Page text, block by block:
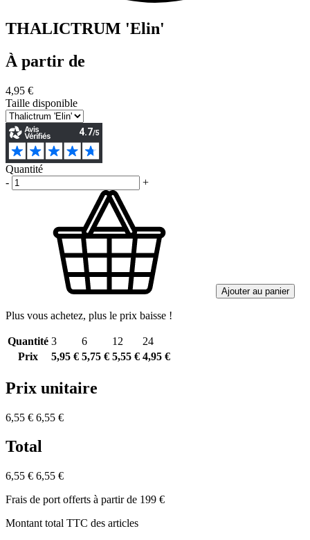
THALICTRUM 'Elin'
À partir de
4,95 €
Taille disponible
Quantité
-
+
Ajouter au panier
Plus vous achetez, plus le prix baisse !
Quantité 3 6 12
24
Prix
5,95 € 5,75 € 5,55 € 4,95 €
Prix unitaire
6,55 € 6,55 €
Total
6,55 € 6,55 €
Frais de port offerts à partir de 199 €
Montant total TTC des articles